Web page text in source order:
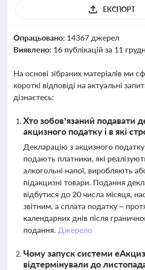
ЕКСПОРТ
Опрацьовано: 14367 джерел
Виявлено: 16 публікацій за 11
На основі зібраних матеріалів ми
короткі відповіді на актуальні
дізнаєтесь:
Хто зобов’язаний подавати
акцизного податку і в які
Декларацію з акцизного
подають платники, які
алкогольні напої, виробляють
підакцизні товари. Подання
відбутися до 20 числа місяця,
звітним, а сплата податку –
календарних днів після
подання. Джерело
Чому запуск системи еАкциз
відтермінували до